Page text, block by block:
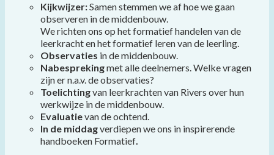
Kijkwijzer:Samen stemmen we af hoe we gaan
observeren in de middenbouw.
We richten ons op het formatief handelen van de
leerkracht en het formatief leren van de leerling.
Observaties in de middenbouw.
Nabesprekingmet alle deelnemers. Welke vragen
zijn er n.a.v. de observaties?
Toelichtingvan leerkrachten van Rivers over hun
werkwijze in de middenbouw.
Evaluatievan de ochtend.
In de middagverdiepen we ons in inspirerende
handboeken Formatief.